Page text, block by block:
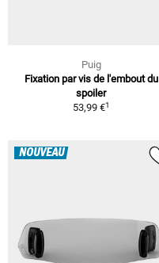
Puig
Fixation par vis de l'embout du
spoiler
53,99 €1
NOUVEAU